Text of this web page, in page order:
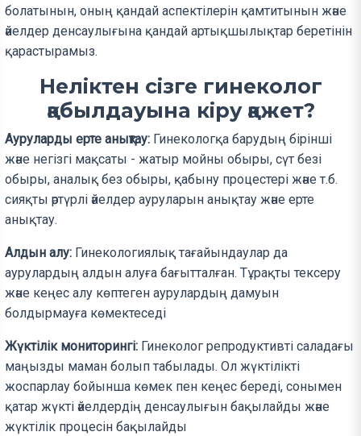
болатынын, оның қандай аспектілерін қамтитынын және
әйелдер денсаулығына қандай артықшылықтар беретінін
қарастырамыз.
Неліктен сізге гинеколог
қабылдауына кіру қажет?
Ауруларды ерте анықтау: Гинекологқа барудың бірінші
және негізгі мақсаты - жатыр мойны обыры, сүт безі
обыры, аналық без обыры, қабыну процестері және т.б.
сияқты әртүрлі әйелдер ауруларын анықтау және ерте
анықтау.
Алдын алу: Гинекологиялық тағайындаулар да
аурулардың алдын алуға бағытталған. Тұрақты тексеру
және кеңес алу көптеген аурулардың дамуын
болдырмауға көмектеседі
Жүктілік мониторингі: Гинеколог репродуктивті саладағы
маңызды маман болып табылады. Ол жүктілікті
жоспарлау бойынша көмек пен кеңес береді, сонымен
қатар жүкті әйелдердің денсаулығын бақылайды және
жүктілік процесін бақылайды